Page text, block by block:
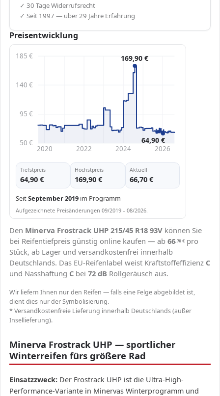
✓ 30 Tage Widerrufsrecht
✓ Seit 1997 — über 29 Jahre Erfahrung
Preisentwicklung
50 €
95 €
140 €
185 €
2020 2022 2024 2026
169,90 €
64,90 €
Tiefstpreis
64,90 €
Höchstpreis
169,90 €
Aktuell
66,70 €
SeitSeptember 2019 im Programm
Aufgezeichnete Preisänderungen 09/2019 – 08/2026.
Den Minerva Frostrack UHP 215/45 R18 93V können Sie
bei Reifentiefpreis günstig online kaufen — ab 66,70€ pro
Stück, ab Lager und versandkostenfrei innerhalb
Deutschlands. Das EU-Reifenlabel weist Kraftstoffeffizienz C
und Nasshaftung C bei 72 dB Rollgeräusch aus.
Wir liefern Ihnen nur den Reifen — falls eine Felge abgebildet ist,
dient dies nur der Symbolisierung.
* Versandkostenfreie Lieferung innerhalb Deutschlands (außer
Insellieferung).
Minerva Frostrack UHP — sportlicher
Winterreifen fürs größere Rad
Einsatzzweck: Der Frostrack UHP ist die Ultra-High-
Performance-Variante in Minervas Winterprogramm und